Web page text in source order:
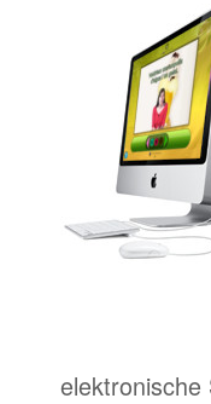
elektronische